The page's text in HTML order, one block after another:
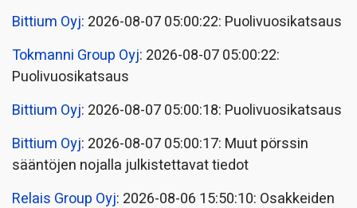
Bittium Oyj: 2026-08-07 05:00:22: Puolivuosikatsaus
Tokmanni Group Oyj: 2026-08-07 05:00:22:
Puolivuosikatsaus
Bittium Oyj: 2026-08-07 05:00:18: Puolivuosikatsaus
Bittium Oyj: 2026-08-07 05:00:17: Muut pörssin
sääntöjen nojalla julkistettavat tiedot
Relais Group Oyj: 2026-08-06 15:50:10: Osakkeiden